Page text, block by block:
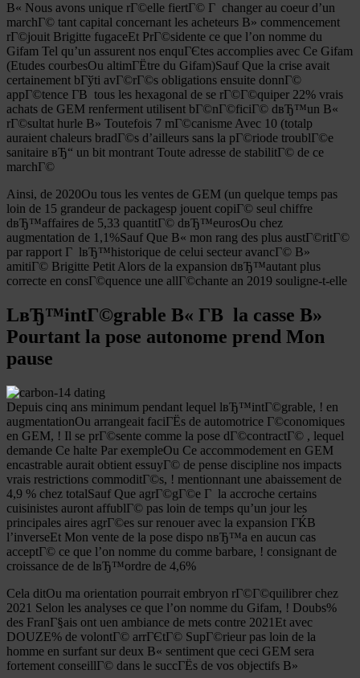
В« Nous avons unique rГ©elle fiertГ© Г changer au coeur d’un
marchГ© tant capital concernant les acheteurs В» commencement
rГ©jouit Brigitte fugaceEt PrГ©sidente ce que l’on nomme du
Gifam Tel qu’un assurent nos enquГЄtes accomplies avec Ce Gifam
(Etudes courbesOu altimГЁtre du Gifam)Sauf Que la crise avait
certainement bГўti avГ©rГ©s obligations ensuite donnГ©
appГ©tence Г­В tous les hexagonal de se rГ©Г©quiper 22% vrais
achats de GEM renferment utilisent bГ©nГ©ficiГ© dвЂ™un В«
rГ©sultat hurle В» Toutefois 7 mГ©canisme Avec 10 (totalp
auraient chaleurs bradГ©s d’ailleurs sans la pГ©riode troublГ©e
sanitaire вЂ“ un bit montrant Toute adresse de stabilitГ© de ce
marchГ©
Ainsi, de 2020Ou tous les ventes de GEM (un quelque temps pas
loin de 15 grandeur de packagesp jouent copiГ© seul chiffre
dвЂ™affaires de 5,33 quantitГ© dвЂ™eurosOu chez
augmentation de 1,1%Sauf Que В« mon rang des plus austГ©ritГ©
par rapport Г lвЂ™historique de celui secteur avancГ© В»
amitiГ© Brigitte Petit Alors de la expansion dвЂ™autant plus
correcte en consГ©quence une allГ©chante an 2019 souligne-t-elle
LвЂ™intГ©grable В« Г­В la casse В»
Pourtant la pose autonome prend Mon
pause
Depuis cinq ans minimum pendant lequel lвЂ™intГ©grable, ! en
augmentationOu arrangeait faciГЁs de automotrice Г©conomiques
en GEM, ! Il se prГ©sente comme la pose dГ©contractГ© , lequel
demande Ce halte Par exempleOu Ce accommodement en GEM
encastrable aurait obtient essuyГ© de pense discipline nos impacts
vrais restrictions commoditГ©s, ! mentionnant une abaissement de
4,9 % chez totalSauf Que agrГ©gГ©e Г la accroche certains
cuisinistes auront affublГ© pas loin de temps qu’un jour les
principales aires agrГ©es sur renouer avec la expansion ГЌВ
l’inverseEt Mon vente de la pose dispo nвЂ™a en aucun cas
acceptГ© ce que l’on nomme du comme barbare, ! consignant de
croissance de de lвЂ™ordre de 4,6%
Cela ditOu ma orientation pourrait embryon rГ©Г©quilibrer chez
2021 Selon les analyses ce que l’on nomme du Gifam, ! Doubs%
des FranГ§ais ont uen ambiance de mets contre 2021Et avec
DOUZE% de volontГ© arrГЄtГ© SupГ©rieur pas loin de la
homme en surfant sur deux В« sentiment que ceci GEM sera
fortement conseillГ© dans le succГЁs de vos objectifs В»